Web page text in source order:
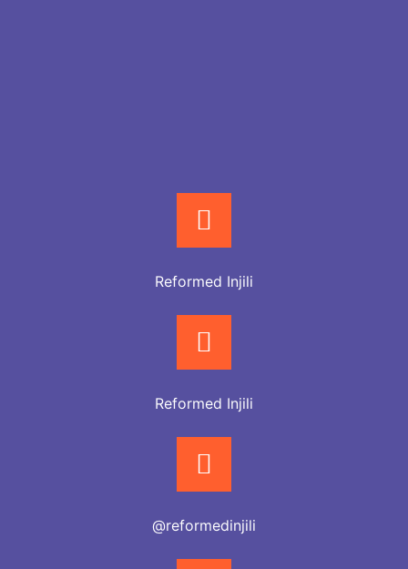
Reformed Injili
Reformed Injili
@reformedinjili